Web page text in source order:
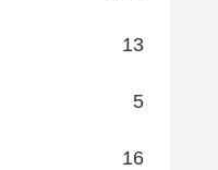
13
5
16